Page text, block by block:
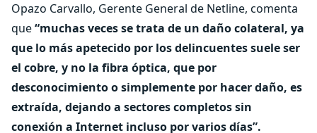
Opazo Carvallo, Gerente General de Netline, comenta
que“muchas veces se trata de un daño colateral, ya
que lo más apetecido por los delincuentes suele ser
el cobre, y no la fibra óptica, que por
desconocimiento o simplemente por hacer daño, es
extraída, dejando a sectores completos sin
conexión a Internet incluso por varios días”.